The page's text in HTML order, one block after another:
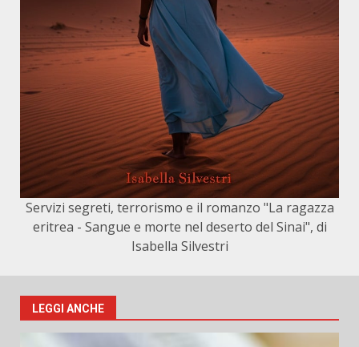
Servizi segreti, terrorismo e il romanzo "La ragazza
eritrea - Sangue e morte nel deserto del Sinai", di
Isabella Silvestri
LEGGI ANCHE